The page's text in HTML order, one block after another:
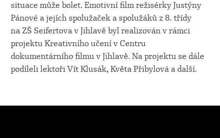
situace může bolet. Emotivní film režisérky Justýny
Pánové a jejích spolužaček a spolužáků z 8. třídy
na ZŠ Seifertova v Jihlavě byl realizován v rámci
projektu Kreativního učení v Centru
dokumentárního filmu v Jihlavě. Na projektu se dále
podíleli lektoři Vít Klusák, Květa Přibylová a další.